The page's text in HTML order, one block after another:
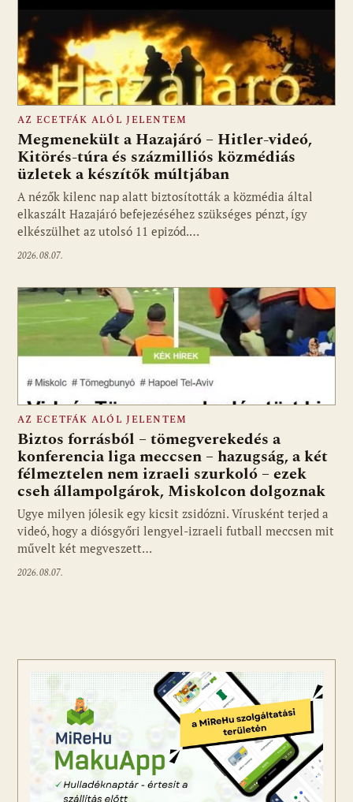
Fotó: media1.hu
AZ ECETFÁK ALÓL JELENTEM
Megmenekült a Hazajáró – Hitler-videó,
Kitörés-túra és százmilliós közmédiás
üzletek a készítők múltjában
A nézők kilenc nap alatt biztosították a közmédia által
elkaszált Hazajáró befejezéséhez szükséges pénzt, így
elkészülhet az utolsó 11 epizód.…
2026.08.07.
AZ ECETFÁK ALÓL JELENTEM
Biztos forrásból – tömegverekedés a
konferencia liga meccsen – hazugság, a két
félmeztelen nem izraeli szurkoló – ezek
cseh állampolgárok, Miskolcon dolgoznak
Ugye milyen jólesik egy kicsit zsidózni. Vírusként terjed a
videó, hogy a diósgyőri lengyel-izraeli futball meccsen mit
művelt két megveszett…
2026.08.07.